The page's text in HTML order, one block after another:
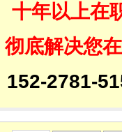
十年以上在
彻底解决您
152-2781-